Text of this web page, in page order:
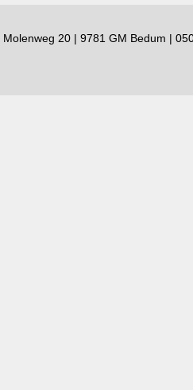
Molenweg 20 | 9781 GM Bedum |